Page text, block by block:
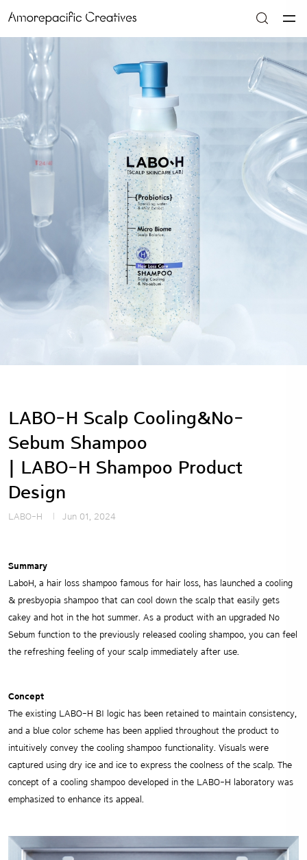
LABO-H Scalp Cooling&No-
Sebum Shampoo
| LABO-H Shampoo Product
Design
LABO-H Jun 01, 2024
Summary
LaboH, a hair loss shampoo famous for hair loss, has launched a cooling
& presbyopia shampoo that can cool down the scalp that easily gets
cakey and hot in the hot summer. As a product with an upgraded No
Sebum function to the previously released cooling shampoo, you can feel
the refreshing feeling of your scalp immediately after use.
Concept
The existing LABO-H BI logic has been retained to maintain consistency,
and a blue color scheme has been applied throughout the product to
intuitively convey the cooling shampoo functionality. Visuals were
captured using dry ice and ice to express the coolness of the scalp. The
concept of a cooling shampoo developed in the LABO-H laboratory was
emphasized to enhance its appeal.